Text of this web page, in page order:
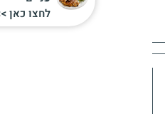
לחצו כאן